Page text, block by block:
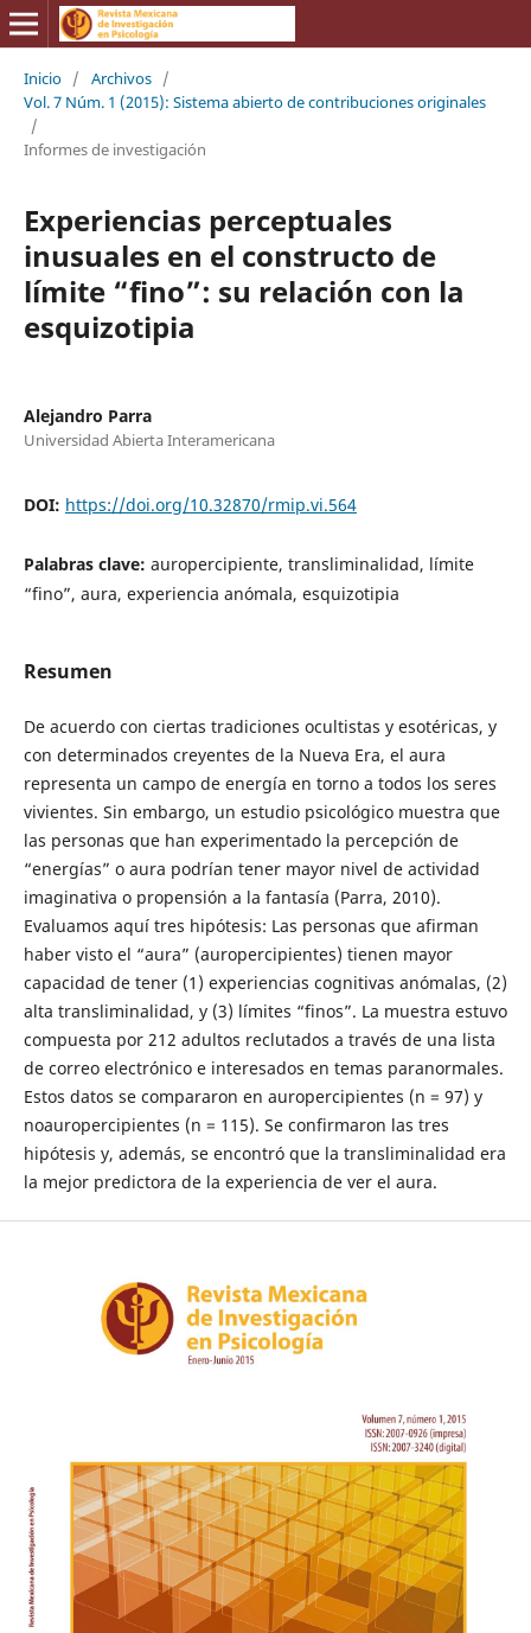
Inicio / Archivos /
Vol. 7 Núm. 1 (2015): Sistema abierto de contribuciones originales
/
Informes de investigación
Experiencias perceptuales
inusuales en el constructo de
límite “fino”: su relación con la
esquizotipia
Alejandro Parra
Universidad Abierta Interamericana
DOI: https://doi.org/10.32870/rmip.vi.564
Palabras clave: auropercipiente, transliminalidad, límite
“fino”, aura, experiencia anómala, esquizotipia
Resumen
De acuerdo con ciertas tradiciones ocultistas y esotéricas, y
con determinados creyentes de la Nueva Era, el aura
representa un campo de energía en torno a todos los seres
vivientes. Sin embargo, un estudio psicológico muestra que
las personas que han experimentado la percepción de
“energías” o aura podrían tener mayor nivel de actividad
imaginativa o propensión a la fantasía (Parra, 2010).
Evaluamos aquí tres hipótesis: Las personas que afirman
haber visto el “aura” (auropercipientes) tienen mayor
capacidad de tener (1) experiencias cognitivas anómalas, (2)
alta transliminalidad, y (3) límites “finos”. La muestra estuvo
compuesta por 212 adultos reclutados a través de una lista
de correo electrónico e interesados en temas paranormales.
Estos datos se compararon en auropercipientes (n = 97) y
noauropercipientes (n = 115). Se confirmaron las tres
hipótesis y, además, se encontró que la transliminalidad era
la mejor predictora de la experiencia de ver el aura.